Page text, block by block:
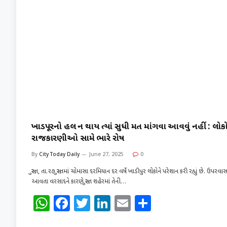
ખાડીપૂરનો હલ ન થાય ત્યાં સુધી મત માંગવા આવવું નહીં :
રાજકારણીઓ સામે ભારે રોષ
By City Today Daily June 27, 2025 0
સુરત, તા.૨૭ સુરતમાં ચોમાસા દરમિયાન દર વર્ષે ખાડીપુર લોકોને પરેશાન કરી રહ્યું છે.
આવતા વરસાદને કારણે સુરત શહેરમાં તેની…
W F T Li E